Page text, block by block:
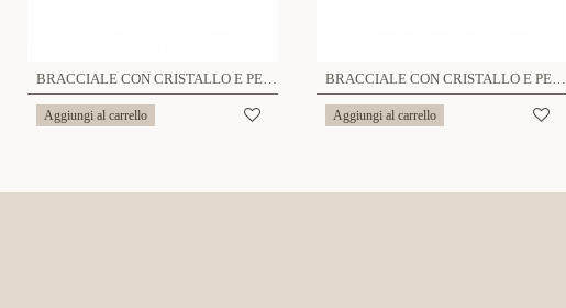
BRACCIALE CON CRISTALLO E PERLA - MNK2336E962
Aggiungi al carrello
BRACCIALE CON CRISTALLO E PERLA - MNK2348E971
Aggiungi al carrello